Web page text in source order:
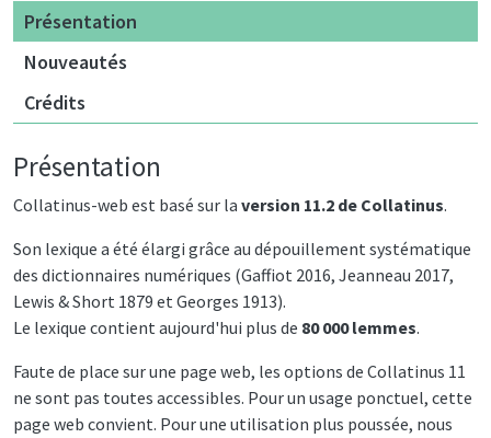
Présentation
Nouveautés
Crédits
Présentation
Collatinus-web est basé sur la version 11.2 de Collatinus.
Son lexique a été élargi grâce au dépouillement systématique
des dictionnaires numériques (Gaffiot 2016, Jeanneau 2017,
Lewis & Short 1879 et Georges 1913).
Le lexique contient aujourd'hui plus de 80 000 lemmes.
Faute de place sur une page web, les options de Collatinus 11
ne sont pas toutes accessibles. Pour un usage ponctuel, cette
page web convient. Pour une utilisation plus poussée, nous